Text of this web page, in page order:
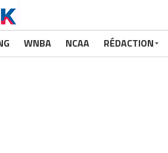
WNBA NCAA RÉDACTION